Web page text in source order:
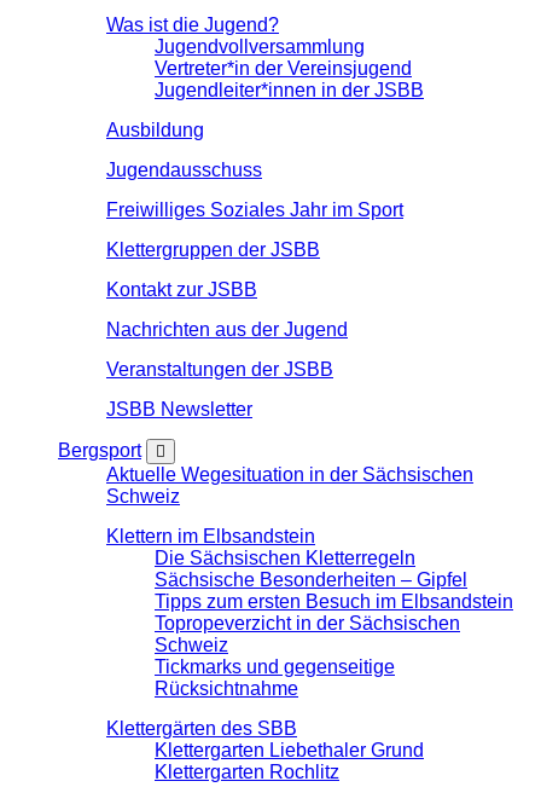
Was ist die Jugend?
Jugendvollversammlung
Vertreter*in der Vereinsjugend
Jugendleiter*innen in der JSBB
Ausbildung
Jugendausschuss
Freiwilliges Soziales Jahr im Sport
Klettergruppen der JSBB
Kontakt zur JSBB
Nachrichten aus der Jugend
Veranstaltungen der JSBB
JSBB Newsletter
Bergsport
Aktuelle Wegesituation in der Sächsischen
Schweiz
Klettern im Elbsandstein
Die Sächsischen Kletterregeln
Sächsische Besonderheiten – Gipfel
Tipps zum ersten Besuch im Elbsandstein
Topropeverzicht in der Sächsischen
Schweiz
Tickmarks und gegenseitige
Rücksichtnahme
Klettergärten des SBB
Klettergarten Liebethaler Grund
Klettergarten Rochlitz